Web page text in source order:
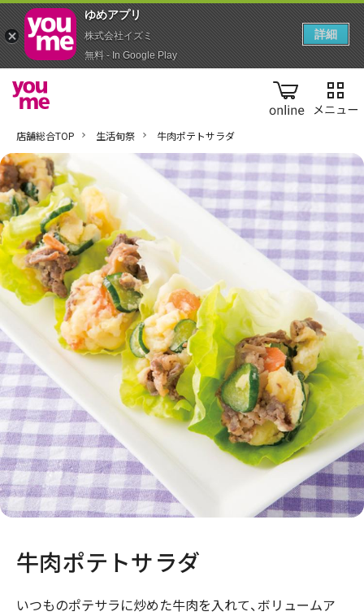
online
店舗総合TOP 生活旬祭 牛肉ポテトサラダ
牛肉ポテトサラダ
いつものポテサラに炒めた牛肉を入れて、ボリュームア
ゆめアプ‪リ‬
株式会社イズミ
無料 - In Google Play
詳細